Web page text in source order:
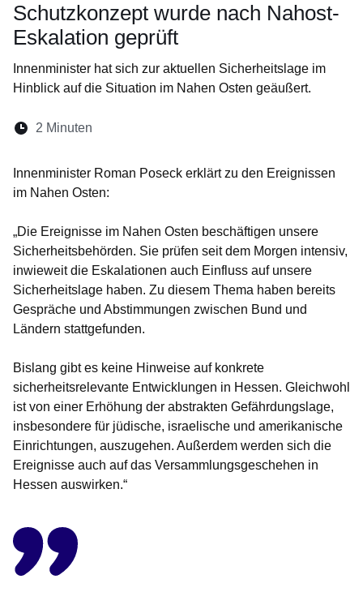
Schutzkonzept wurde nach Nahost-
Eskalation geprüft
Innenminister hat sich zur aktuellen Sicherheitslage im
Hinblick auf die Situation im Nahen Osten geäußert.
Lesedauer:
2 Minuten
Innenminister Roman Poseck erklärt zu den Ereignissen
im Nahen Osten:
„Die Ereignisse im Nahen Osten beschäftigen unsere
Sicherheitsbehörden. Sie prüfen seit dem Morgen intensiv,
inwieweit die Eskalationen auch Einfluss auf unsere
Sicherheitslage haben. Zu diesem Thema haben bereits
Gespräche und Abstimmungen zwischen Bund und
Ländern stattgefunden.
Bislang gibt es keine Hinweise auf konkrete
sicherheitsrelevante Entwicklungen in Hessen. Gleichwohl
ist von einer Erhöhung der abstrakten Gefährdungslage,
insbesondere für jüdische, israelische und amerikanische
Einrichtungen, auszugehen. Außerdem werden sich die
Ereignisse auch auf das Versammlungsgeschehen in
Hessen auswirken.“